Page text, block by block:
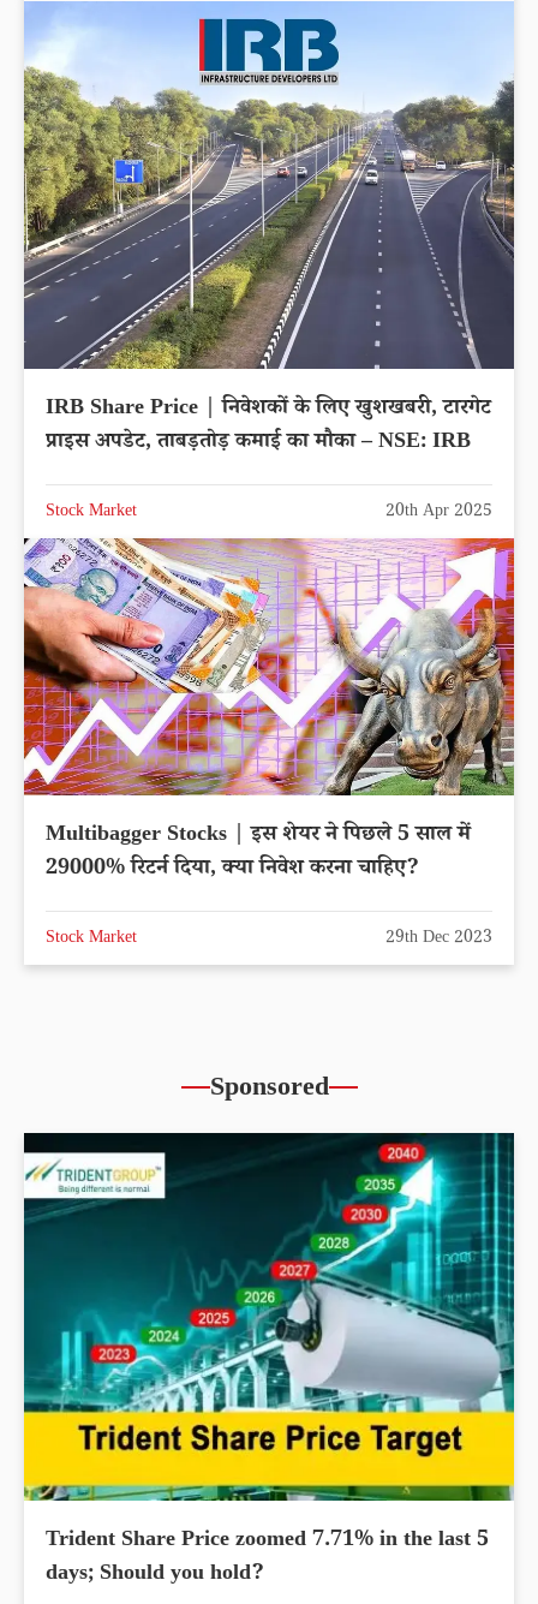
IRB Share Price | निवेशकों के लिए खुशखबरी, टारगेट
प्राइस अपडेट, ताबड़तोड़ कमाई का मौका – NSE: IRB
Stock Market 20th Apr 2025
Multibagger Stocks | इस शेयर ने पिछले 5 साल में
29000% रिटर्न दिया, क्या निवेश करना चाहिए?
Stock Market 29th Dec 2023
Sponsored
Trident Share Price zoomed 7.71% in the last 5
days; Should you hold?